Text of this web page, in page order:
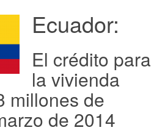
Ecuador:
El crédito para
la vivienda
millones de
de 2014